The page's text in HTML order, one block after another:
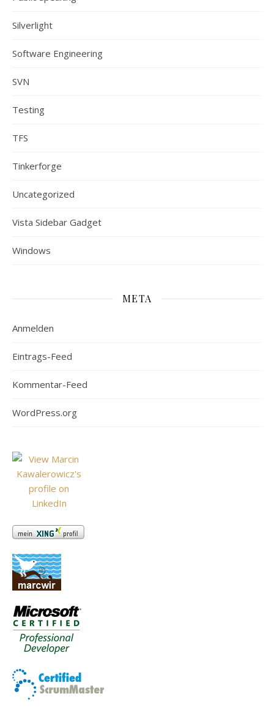
Silverlight
Software Engineering
SVN
Testing
TFS
Tinkerforge
Uncategorized
Vista Sidebar Gadget
Windows
META
Anmelden
Eintrags-Feed
Kommentar-Feed
WordPress.org